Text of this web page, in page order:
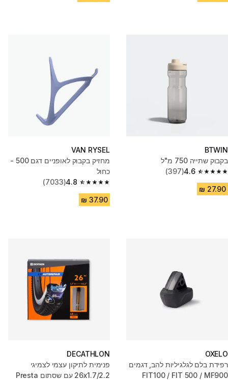
BTWIN
בקבוק שתייה 750 מ"ל
4.6
4.6 out of 5 stars from 397 reviews
(397)
VAN RYSEL
מחזיק בקבוק לאופניים דגם 500 -
כחול
4.8
4.8 out of 5 stars from 7033 reviews
(7033)
OXELO
רפידת בלם לגלגיליות להב, דגמים
FIT100 / FIT 500 / MF900
DECATHLON
פנימית לתיקון עצמי לצמיגי
26x1.7/2.2 עם שסתום Presta